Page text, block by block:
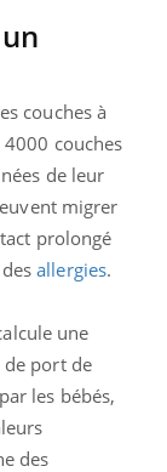
couches à
couches
de leur
migrer
prolongé
desallergies.
une
port de
les bébés,
des